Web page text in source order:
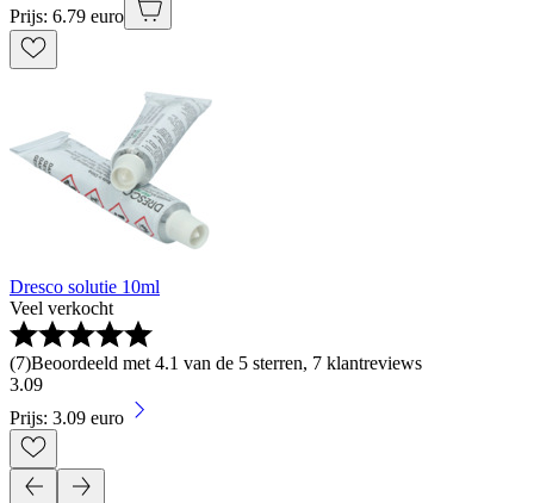
Prijs: 6.79 euro
Dresco solutie 10ml
Veel verkocht
(7)Beoordeeld met 4.1 van de 5 sterren, 7 klantreviews
3.09
Prijs: 3.09 euro